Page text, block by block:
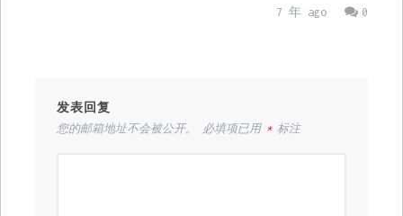
0
7 年 ago
发表回复
您的邮箱地址不会被公开。 必填项已用 *标注